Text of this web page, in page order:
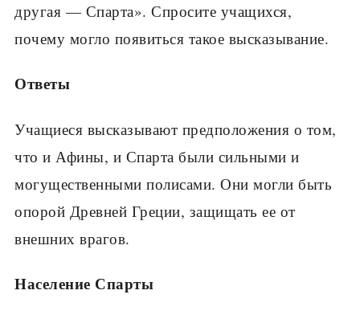
другая — Спарта». Спросите учащихся,
почему могло появиться такое высказывание.
Ответы
Учащиеся высказывают предположения о том,
что и Афины, и Спарта были сильными и
могуществен­ными полисами. Они могли быть
опорой Древней Греции, защищать ее от
внешних врагов.
Население Спарты